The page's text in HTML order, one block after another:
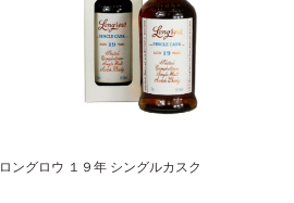
ロングロウ １９年 シングルカスク